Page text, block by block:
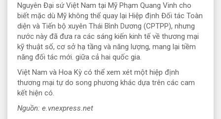
Nguyên Đại sứ Việt Nam tại Mỹ Phạm Quang Vinh cho
biết mặc dù Mỹ không thể quay lại Hiệp định Đối tác Toàn
diện và Tiến bộ xuyên Thái Bình Dương (CPTPP), nhưng
nước này đã đưa ra các sáng kiến ​​kinh tế về thương mại
kỹ thuật số, cơ sở hạ tầng và năng lượng, mang lại tiềm
năng đối tác mới. giữa cả hai quốc gia.
Việt Nam và Hoa Kỳ có thể xem xét một hiệp định
thương mại tự do song phương khác dựa trên các cam
kết hiện có.
Nguồn: e.vnexpress.net